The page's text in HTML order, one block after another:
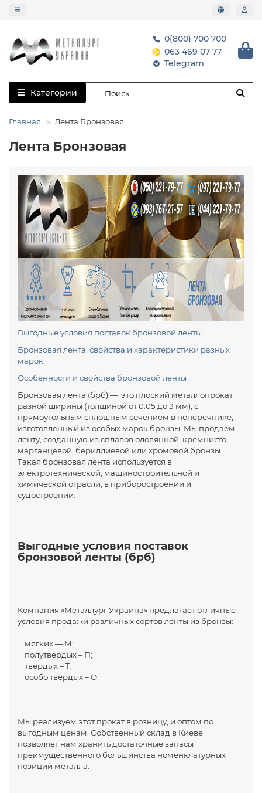
0(800) 700 700
063 469 07 77
Telegram
Категории
Главная Лента Бронзовая
Лента Бронзовая
Выгодные условия поставок бронзовой ленты
Бронзовая лента: свойства и характеристики разных
марок
Особенности и свойства бронзовой ленты
Бронзовая лента (брб) — это плоский металлопрокат
разной ширины (толщиной от 0.05 до 3 мм), с
прямоугольным сплошным сечением в поперечнике,
изготовленный из особых марок бронзы. Мы продаем
ленту, созданную из сплавов оловянной, кремнисто-
марганцевой, бериллиевой или хромовой бронзы.
Такая бронзовая лента используется в
электротехнической, машиностроительной и
химической отрасли, в приборостроении и
судостроении.
Выгодные условия поставок
бронзовой ленты (брб)
Компания «Металлург Украина» предлагает отличные
условия продажи различных сортов ленты из бронзы:
мягких — M;
полутвердых – П;
твердых – T;
особо твердых – O.
Мы реализуем этот прокат в розницу, и оптом по
выгодным ценам. Собственный склад в Киеве
позволяет нам хранить достаточные запасы
преимущественного большинства номенклатурных
позиций металла.